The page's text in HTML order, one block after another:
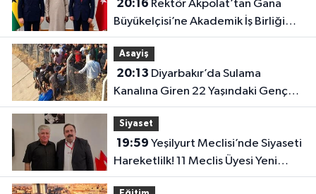
20:16
Büyükelçisi’ne Akademik İş Birliği
Ziyareti!
Asayiş
20:13
Kanalına Giren 22 Yaşındaki Genç
Hayatını Kaybetti!
Siyaset
19:59
Hareketlilk! 11 Meclis Üyesi Yeni
Parti’ye Katıldı..